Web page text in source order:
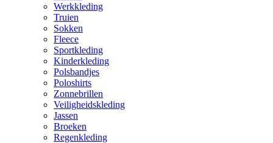
Werkkleding
Truien
Sokken
Fleece
Sportkleding
Kinderkleding
Polsbandjes
Poloshirts
Zonnebrillen
Veiligheidskleding
Jassen
Broeken
Regenkleding